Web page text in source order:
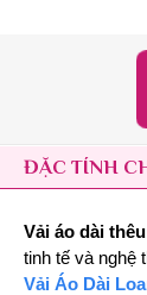
ĐẶC TÍNH
Vải áo dài thêu
tinh tế và nghệ
Vải Áo Dài